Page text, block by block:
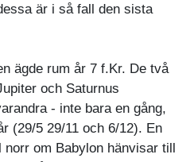
är i så fall den sista
ägde rum år 7 f.Kr. De två
och Saturnus
- inte bara en gång,
(29/5 29/11 och 6/12). En
om Babylon hänvisar till